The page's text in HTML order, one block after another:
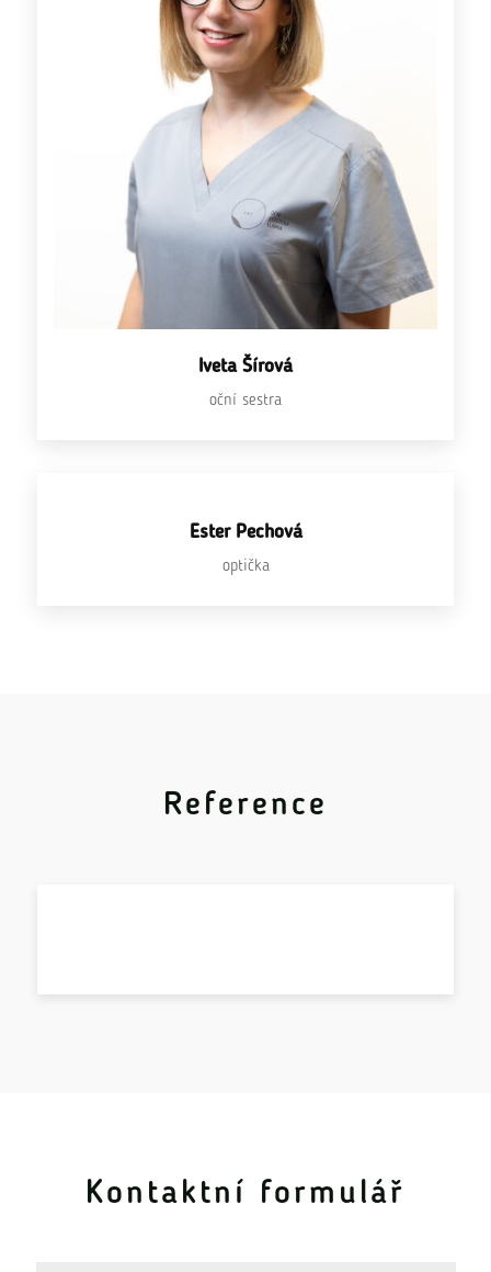
Iveta Šírová
oční sestra
Ester Pechová
optička
Reference
Kontaktní formulář